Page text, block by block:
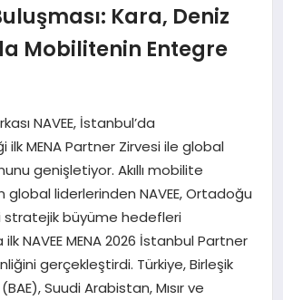
Kara, Deniz
Mobilitenin Entegre
NAVEE, İstanbul’da
MENA Partner Zirvesi ile global
genişletiyor. Akıllı mobilite
global liderlerinden NAVEE, Ortadoğu
stratejik büyüme hedefleri
NAVEE MENA 2026 İstanbul Partner
gerçekleştirdi. Türkiye, Birleşik
Suudi Arabistan, Mısır ve